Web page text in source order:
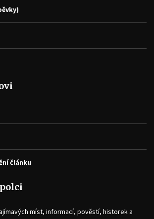
článku
míst, informací, pověstí, historek a